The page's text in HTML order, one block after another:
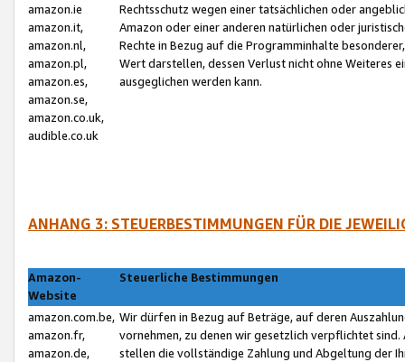
amazon.ie
amazon.it,
amazon.nl,
amazon.pl,
amazon.es,
amazon.se,
amazon.co.uk,
audible.co.uk
Rechtsschutz wegen einer tatsächlichen oder
Amazon oder einer anderen natürlichen oder
Rechte in Bezug auf die Programminhalte
Wert darstellen, dessen Verlust nicht ohne Weiteres
ausgeglichen werden kann.
ANHANG 3: STEUERBESTIMMUNGEN FÜR DIE
Amazon-
Website
Steuerliche Bestimmungen
amazon.com.be,
amazon.fr,
amazon.de,
Wir dürfen in Bezug auf Beträge, auf deren
vornehmen, zu denen wir gesetzlich verpflichtet
stellen die vollständige Zahlung und Abgeltung der